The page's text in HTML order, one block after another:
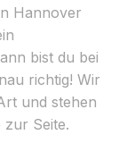
Hannover
bist du bei
richtig! Wir
und stehen
Seite.